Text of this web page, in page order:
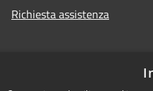
Richiesta assistenza